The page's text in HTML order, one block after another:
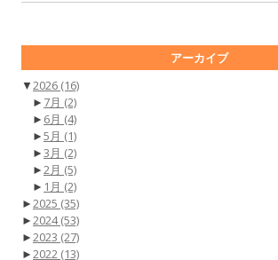
アーカイブ
▼2026 (16)
► 7月 (2)
► 6月 (4)
►5月 (1)
►3月 (2)
►2月 (5)
► 1月 (2)
►2025 (35)
►2024(53)
►2023 (27)
►2022 (13)